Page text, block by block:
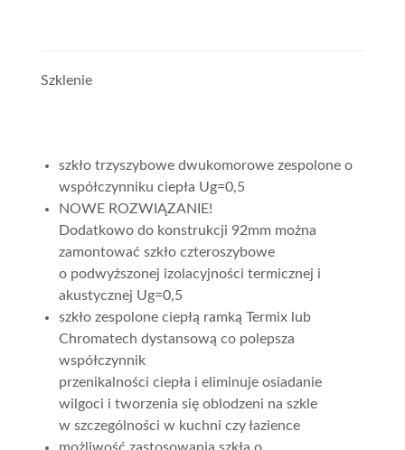
Szklenie
szkło trzyszybowe dwukomorowe zespolone o
współczynniku ciepła Ug=0,5
NOWE ROZWIĄZANIE!
Dodatkowo do konstrukcji 92mm można
zamontować szkło czteroszybowe
o podwyższonej izolacyjności termicznej i
akustycznej Ug=0,5
szkło zespolone ciepłą ramką Termix lub
Chromatech dystansową co polepsza
współczynnik
przenikalności ciepła i eliminuje osiadanie
wilgoci i tworzenia się oblodzeni na szkle
w szczególności w kuchni czy łazience